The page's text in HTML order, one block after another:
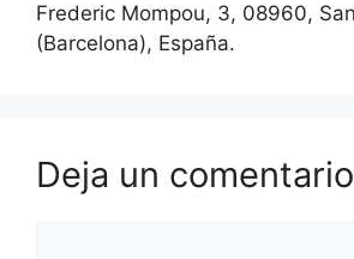
Frederic Mompou, 3, 08960,
(Barcelona), España.
Deja un comentario